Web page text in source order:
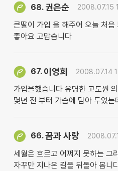
68. 권은순 2008.07.15
큰딸이 가입 을 해주어 오늘 처
좋아요 고맙습니다
67. 이영희 2008.07.14
가입을했습니다 유명한 고도원
몇년 전 부터 가슴에 담아 두었
66.꿈과 사랑
세월은 흐르고 어쩌지 못하는 그
자꾸만 지나온 길을 뒤돌아 봅니